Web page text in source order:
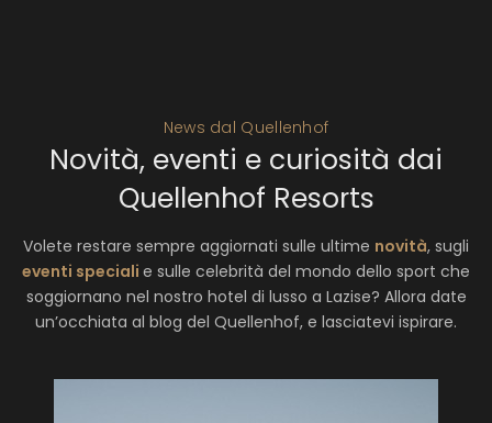
Novità, eventi e curiosità dai
Quellenhof Resorts
News dal Quellenhof
Volete restare sempre aggiornati sulle ultime novità, sugli
eventi speciali e sulle celebrità del mondo dello sport che
soggiornano nel nostro hotel di lusso a Lazise? Allora date
un’occhiata al blog del Quellenhof, e lasciatevi ispirare.